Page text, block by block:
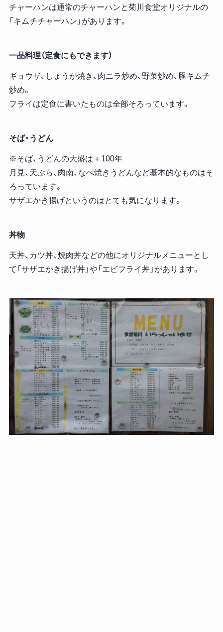
チャーハンは通常のチャーハンと菊川食堂オリジナルの
「キムチチャーハン」があります。
一品料理（定食にもできます）
ギョウザ、しょうが焼き、肉ニラ炒め、野菜炒め、豚キムチ
炒め。
フライは定食に書いたものは全部そろっています。
そば・うどん
※そば、うどんの大盛は＋100年
月見、天ぷら、肉南、なべ焼きうどんなど基本的なものはそ
ろっています。
サザエかき揚げというのはとても気になります。
丼物
天丼、カツ丼、焼肉丼などの他にオリジナルメニューとし
て「サザエかき揚げ丼」や「エビフライ丼」があります。